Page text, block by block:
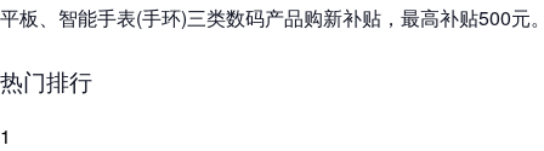
平板、智能手表(手环)三类数码产品购新补贴，最高补贴500元
热门排行
1